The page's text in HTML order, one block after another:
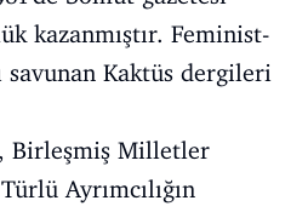
kazanmıştır. Feminist-
savunan Kaktüs dergileri
Birleşmiş Milletler
Ayrımcılığın